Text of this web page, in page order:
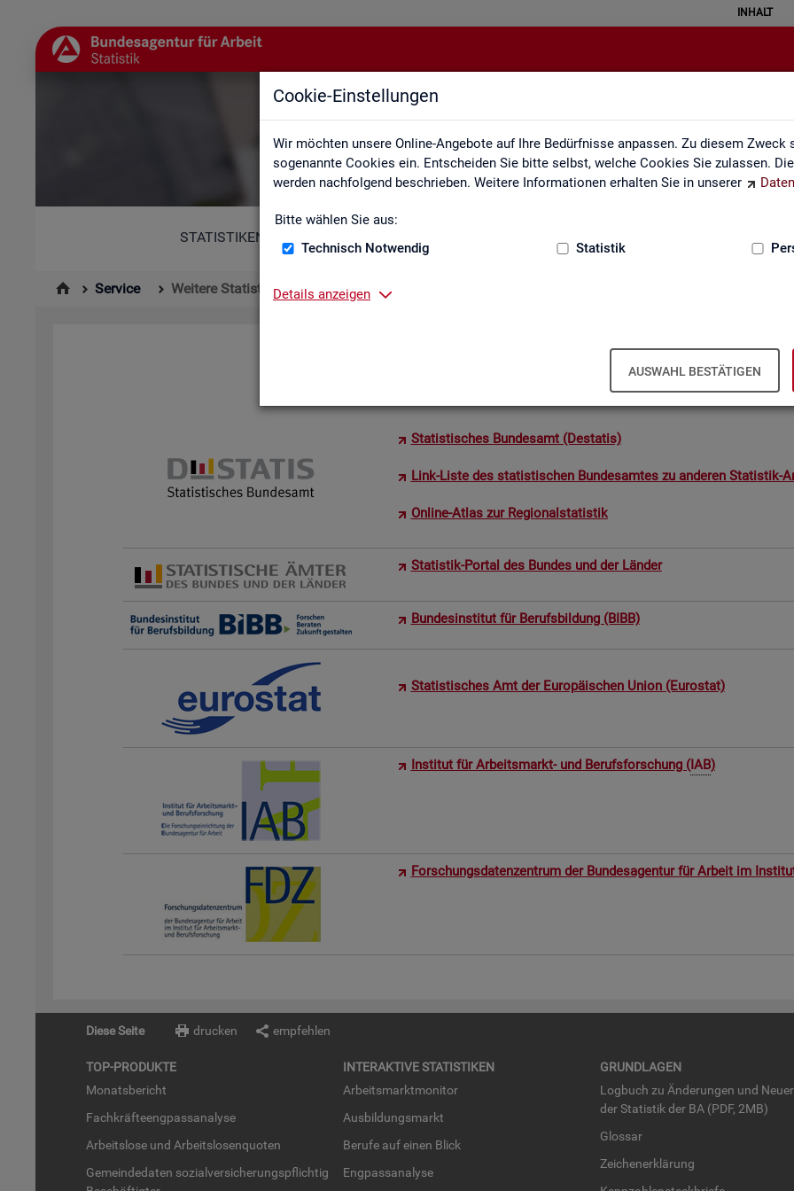
Cookie-Einstellungen
Wir möchten unsere Online-Angebote auf Ihre Bedürfnisse anpassen. Zu diesem Zweck
sogenannte Cookies ein. Entscheiden Sie bitte selbst, welche Cookies Sie zulassen.
werden nachfolgend beschrieben. Weitere Informationen erhalten Sie in unserer
Bitte wählen Sie aus:
Technisch Notwendig
Statistik
Details anzeigen
AUSWAHL BESTÄTIGEN
INHALT
Weitere Statistikangebote
STATISTIKEN
Service Weitere Statistikangebote
Wei­te­re Sta­tis­tik­an­ge­bo­te
Hier er­hal­ten Sie eine Aus­wahl wei­te­rer Sta­tis­tik­an­ge­bo­te an­de­rer
Sta­tis­ti­sches Bun­des­amt (De­sta­tis)
Link-Liste des sta­tis­ti­schen Bun­des­am­tes zu an­de­ren Sta­tis­tik-
On­line-Atlas zur Re­gio­nal­sta­tis­tik
Sta­tis­tik-Por­tal des Bun­des und der Län­der
Bun­des­in­sti­tut für Be­rufs­bil­dung (BIBB)
Sta­tis­ti­sches Amt der Eu­ro­päi­schen Union (Eu­ro­stat)
In­sti­tut für Ar­beits­markt- und Be­rufs­for­schung (IAB)
For­schungs­da­ten­zen­trum der Bun­des­agen­tur für Ar­beit im
Diese Seite drucken empfehlen
TOP-PRO­DUK­TE
Mo­nats­be­richt
Fach­kräf­te­eng­pass­ana­ly­se
Ar­beits­lo­se und Ar­beits­lo­sen­quo­ten
Ge­mein­de­da­ten so­zi­al­ver­si­che­rungs­pflich­tig
IN­TER­AK­TI­VE STA­TIS­TI­KEN
Ar­beits­markt­mo­ni­tor
Aus­bil­dungs­markt
Be­ru­fe auf einen Blick
Eng­pass­ana­ly­se
GRUND­LA­GEN
Log­buch zu Än­de­run­gen und
der Sta­tis­tik der BA (PDF, 2MB)
Glos­sar
Zei­chen­er­klä­rung